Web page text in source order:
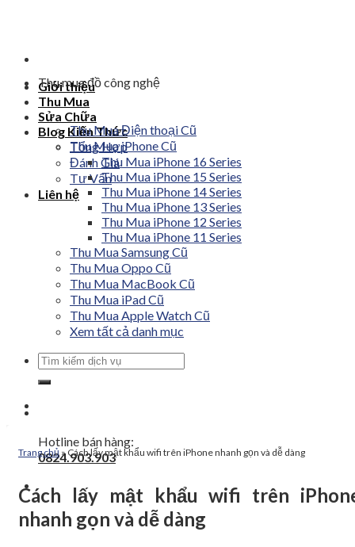
Giới thiệu
Thu Mua
Sửa Chữa
Blog Kiến Thức
Tổng Hợp
Đánh Giá
Tư Vấn
Liên hệ
Hotline bán hàng:
0824.903.903
Thu mua đồ công nghệ
Thu Mua Điện thoại Cũ
Thu Mua iPhone Cũ
Thu Mua iPhone 16 Series
Thu Mua iPhone 15 Series
Thu Mua iPhone 14 Series
Thu Mua iPhone 13 Series
Thu Mua iPhone 12 Series
Thu Mua iPhone 11 Series
Thu Mua Samsung Cũ
Thu Mua Oppo Cũ
Thu Mua MacBook Cũ
Thu Mua iPad Cũ
Thu Mua Apple Watch Cũ
Xem tất cả danh mục
Tìm
kiếm:
Trang chủ » Cách lấy mật khẩu wifi trên iPhone nhanh gọn và dễ dàng
Cách lấy mật khẩu wifi trên
nhanh gọn và dễ dàng